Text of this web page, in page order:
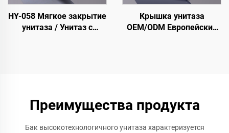
HY-058 Мягкое закрытие
унитаза / Унитаз с
Крышка унитаза
OEM/ODM Европейский
Преимущества продукта
Бак высокотехнологичного унитаза характеризуется